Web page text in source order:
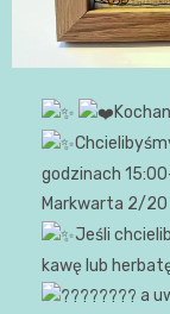
godzinach
Markwarta 2/20
Jeśli
kawę lub
a